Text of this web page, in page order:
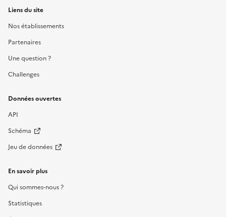
Liens du site
Nos établissements
Partenaires
Une question ?
Challenges
Données ouvertes
API
Schéma
Jeu de données
En savoir plus
Qui sommes-nous ?
Statistiques